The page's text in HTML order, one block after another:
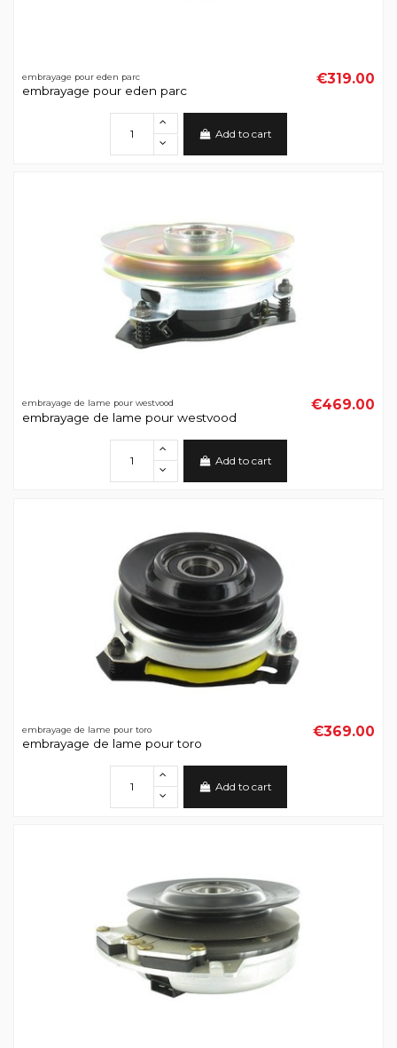
embrayage pour eden parc
embrayage pour eden parc
€319.00
Add to cart
embrayage de lame pour westvood
embrayage de lame pour westvood
€469.00
Add to cart
embrayage de lame pour toro
embrayage de lame pour toro
€369.00
Add to cart